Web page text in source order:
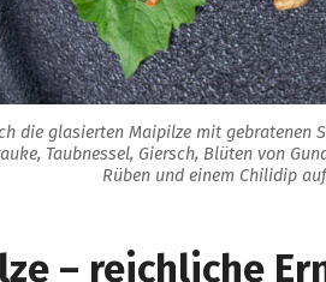
die glasierten Maipilze mit gebratenen
Taubnessel, Giersch, Blüten von
Rüben und einem Chilidip
– reichliche